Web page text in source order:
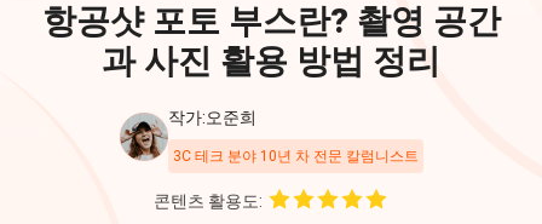
항공샷 포토 부스란? 촬영 공간
과 사진 활용 방법 정리
작가:오준희
3C 테크 분야 10년 차 전문 칼럼니스트
콘텐츠 활용도: